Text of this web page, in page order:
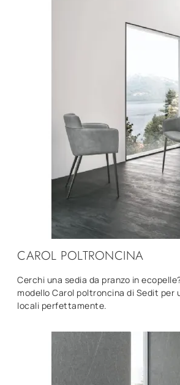
CAROL POLTRONCINA
Cerchi una sedia da pranzo in
modello Carol poltroncina di Sedit per
locali perfettamente.